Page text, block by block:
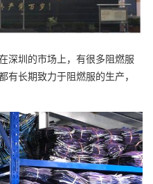
深圳的市场上，有很多阻燃服
有长期致力于阻燃服的生产，